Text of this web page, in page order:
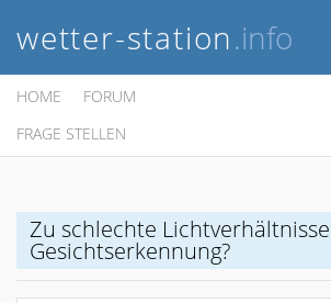
wetter-station.info
HOME
FORUM
FRAGE STELLEN
Zu schlechte
Gesichtserkennung?